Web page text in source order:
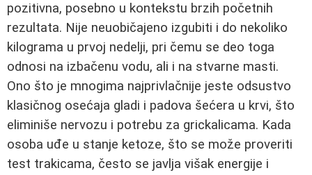
pozitivna, posebno u kontekstu brzih početnih
rezultata. Nije neuobičajeno izgubiti i do nekoliko
kilograma u prvoj nedelji, pri čemu se deo toga
odnosi na izbačenu vodu, ali i na stvarne masti.
Ono što je mnogima najprivlačnije jeste odsustvo
klasičnog osećaja gladi i padova šećera u krvi, što
eliminiše nervozu i potrebu za grickalicama. Kada
osoba uđe u stanje ketoze, što se može proveriti
test trakicama, često se javlja višak energije i